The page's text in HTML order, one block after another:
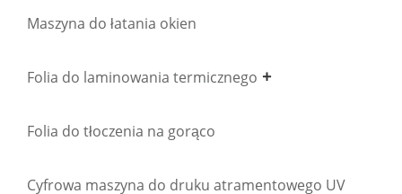
Maszyna do łatania okien
Folia do laminowania termicznego
Folia do tłoczenia na gorąco
Cyfrowa maszyna do druku atramentowego UV